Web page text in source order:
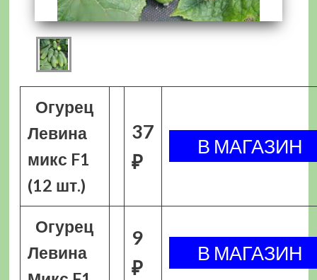
Огурец
Левина
микс F1
(12 шт.)
37
₽
Огурец
Левина
9
₽